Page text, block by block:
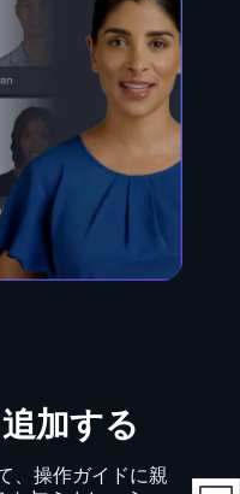
加する
、操作ガイドに親